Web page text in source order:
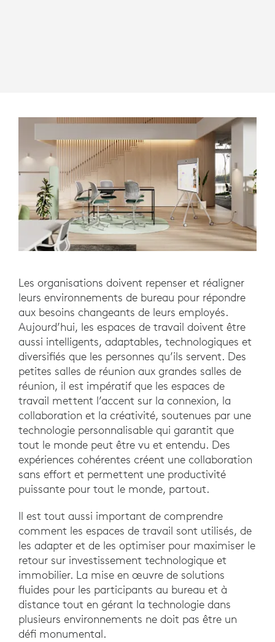
Les organisations doivent repenser et réaligner
leurs environnements de bureau pour répondre
aux besoins changeants de leurs employés.
Aujourd’hui, les espaces de travail doivent être
aussi intelligents, adaptables, technologiques et
diversifiés que les personnes qu’ils servent. Des
petites salles de réunion aux grandes salles de
réunion, il est impératif que les espaces de
travail mettent l’accent sur la connexion, la
collaboration et la créativité, soutenues par une
technologie personnalisable qui garantit que
tout le monde peut être vu et entendu. Des
expériences cohérentes créent une collaboration
sans effort et permettent une productivité
puissante pour tout le monde, partout.
Il est tout aussi important de comprendre
comment les espaces de travail sont utilisés, de
les adapter et de les optimiser pour maximiser le
retour sur investissement technologique et
immobilier. La mise en œuvre de solutions
fluides pour les participants au bureau et à
distance tout en gérant la technologie dans
plusieurs environnements ne doit pas être un
défi monumental.